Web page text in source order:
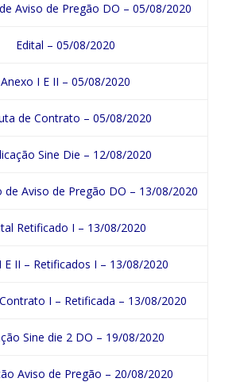
Aviso de Pregão DO – 05/08/2020
Edital – 05/08/2020
Anexo I E II – 05/08/2020
de Contrato – 05/08/2020
Sine Die – 12/08/2020
de Aviso de Pregão DO – 13/08/2020
Retificado I – 13/08/2020
E II – Retificados I – 13/08/2020
I – Retificada – 13/08/2020
Sine die 2 DO – 19/08/2020
Aviso de Pregão – 20/08/2020